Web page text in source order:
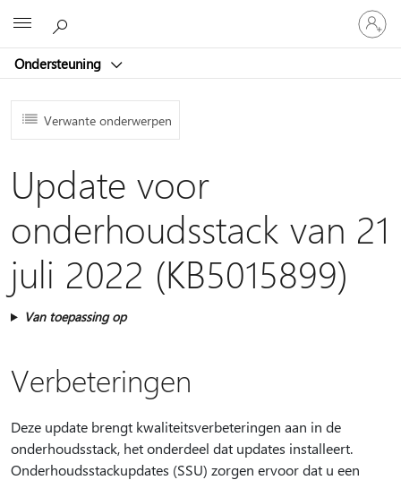
Ondersteuning
Meld
je
aan
je
Verwante onderwerpen
Update voor
onderhoudsstack van 21
juli 2022 (KB5015899)
Van toepassing op
Verbeteringen
Deze update brengt kwaliteitsverbeteringen aan in de
onderhoudsstack, het onderdeel dat updates installeert.
Onderhoudsstackupdates (SSU) zorgen ervoor dat u een